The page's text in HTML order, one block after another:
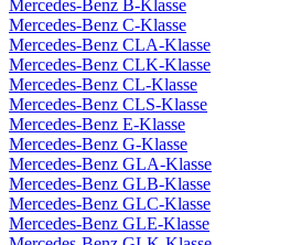
Mercedes-Benz B-Klasse
Mercedes-Benz C-Klasse
Mercedes-Benz CLA-Klasse
Mercedes-Benz CLK-Klasse
Mercedes-Benz CL-Klasse
Mercedes-Benz CLS-Klasse
Mercedes-Benz E-Klasse
Mercedes-Benz G-Klasse
Mercedes-Benz GLA-Klasse
Mercedes-Benz GLB-Klasse
Mercedes-Benz GLC-Klasse
Mercedes-Benz GLE-Klasse